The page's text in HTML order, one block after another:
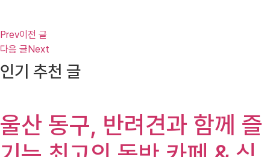
Prev이전 글
다음 글Next
인기 추천 글
울산 동구, 반려견과 함께 즐